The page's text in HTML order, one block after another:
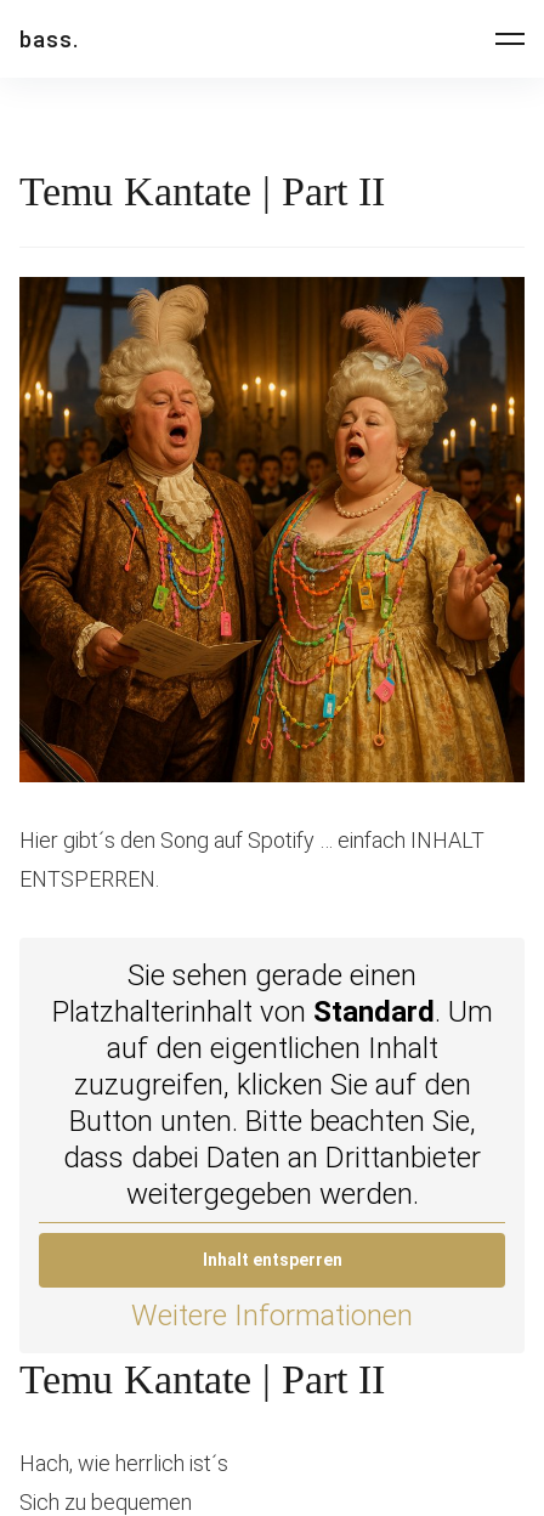
überspringen
bass.
Temu Kantate | Part II
Hier gibt´s den Song auf Spotify … einfach INHALT
ENTSPERREN.
Sie sehen gerade einen
Platzhalterinhalt von Standard. Um
auf den eigentlichen Inhalt
zuzugreifen, klicken Sie auf den
Button unten. Bitte beachten Sie,
dass dabei Daten an Drittanbieter
weitergegeben werden.
Inhalt entsperren
Weitere Informationen
Temu Kantate | Part II
Hach, wie herrlich ist´s
Sich zu bequemen